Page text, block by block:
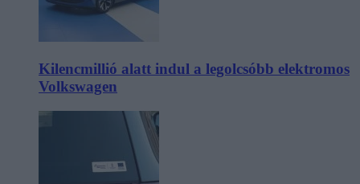
Kilencmillió alatt indul a legolcsóbb elektromos
Volkswagen